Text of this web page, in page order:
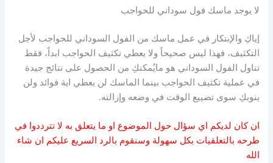
لا يوجد ماسك فول سوداني للحواجب
إياكِ والإبتكار في عمل ماسك من الفول السوداني للحواجب لأجل
التكثيف، فهذا ليس صحيحاً ولا يعطي تكثيف الحواجب ابداً، فقط
تناول الفول السوداني هو مايُمكنكِ من الحصول على نتائج جيدة
في عملية تكثيف الحواجب بينما الماسك لن يعطي اية فوائد ولن
ينوبكِ سوى تضييع الوقت في وضعه وإزالته.
ان كان لديكم اي سؤال حول الموضوع او ما يتعلق به لا تترددوا في
طرحه بالتعلقيات بكل سهولة وسنقوم بالرد السريع عليكم ان شاء
الله